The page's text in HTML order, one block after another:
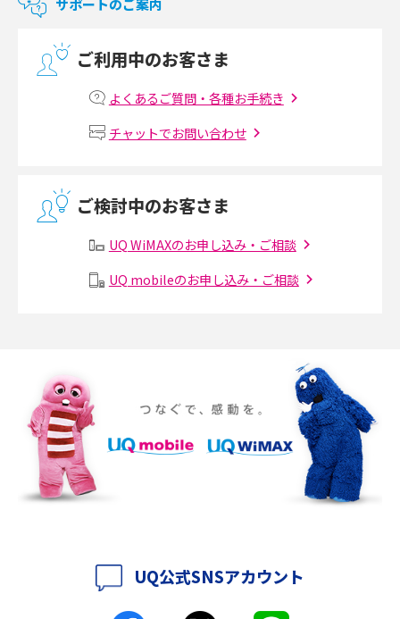
マンションで光回線の利用を始める手順は？設備状況の確認方法も解説
Wi-Fiルーターの設定方法をわかりやすく解説！事前に準備すべきものも紹
無線LANとは？メリット・デメリットや接続方法を解説
メッシュWi-Fiとは？仕組みやメリット・デメリット、中継機との違いを解
ポケット型Wi-Fiをレンタルするメリットとは？選び方や向いている方の特
徴も紹介
持ち運びできるポケット型Wi-Fiのおススメの選び方は？メリット・デメリ
ットも紹介
ポケット型Wi-Fiとは？通信の仕組みやメリット・デメリットを解説
サポートのご案内
ご利用中のお客さま
よくあるご質問・各種お手続き
チャットでお問い合わせ
ご検討中のお客さま
UQ WiMAXのお申し込み・ご相談
UQ mobileのお申し込み・ご相談
UQ公式SNSアカウント